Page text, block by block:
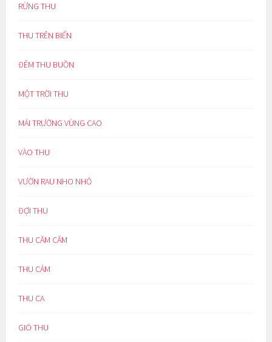
RỪNG THU
THU TRÊN BIỂN
ĐÊM THU BUỒN
MỘT TRỜI THU
MÁI TRƯỜNG VÙNG CAO
VÀO THU
VƯỜN RAU NHO NHỎ
ĐỢI THU
THU CĂM CĂM
THU CẢM
THU CA
GIÓ THU